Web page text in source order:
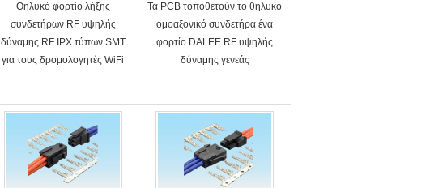
Θηλυκό φορτίο λήξης
συνδετήρων RF υψηλής
δύναμης RF IPX τύπων SMT
για τους δρομολογητές WiFi
Τα PCB τοποθετούν το θηλυκό
ομοαξονικό συνδετήρα ένα
φορτίο DALEE RF υψηλής
δύναμης γενεάς